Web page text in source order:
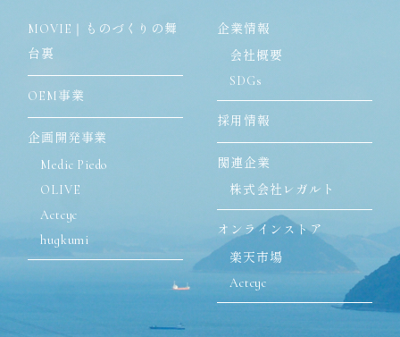
MOVIE｜ものづくりの舞
台裏
OEM事業
企画開発事業
Medic Piedo
OLIVE
Actcyc
hugkumi
企業情報
会社概要
SDGs
採用情報
関連企業
株式会社レガルト
オンラインストア
楽天市場
Actcyc